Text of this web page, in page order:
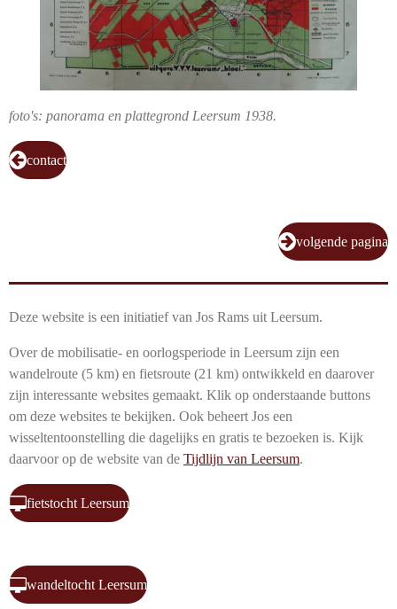
foto's: panorama en plattegrond Leersum 1938.
contact
volgende pagina
Deze website is een initiatief van Jos Rams uit Leersum.
Over de mobilisatie- en oorlogsperiode in Leersum zijn een
wandelroute (5 km) en fietsroute (21 km) ontwikkeld en daarover
zijn interessante websites gemaakt. Klik op onderstaande buttons
om deze websites te bekijken. Ook beheert Jos een
wisseltentoonstelling die dagelijks en gratis te bezoeken is. Kijk
daarvoor op de website van de Tijdlijn van Leersum.
fietstocht Leersum
wandeltocht Leersum